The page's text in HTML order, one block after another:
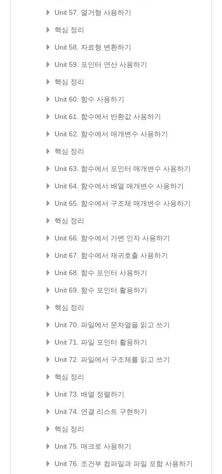
Unit 57. 열거형 사용하기
핵심 정리
Unit 58. 자료형 변환하기
Unit 59. 포인터 연산 사용하기
핵심 정리
Unit 60. 함수 사용하기
Unit 61. 함수에서 반환값 사용하기
Unit 62. 함수에서 매개변수 사용하기
핵심 정리
Unit 63. 함수에서 포인터 매개변수 사용하기
Unit 64. 함수에서 배열 매개변수 사용하기
Unit 65. 함수에서 구조체 매개변수 사용하기
핵심 정리
Unit 66. 함수에서 가변 인자 사용하기
Unit 67. 함수에서 재귀호출 사용하기
Unit 68. 함수 포인터 사용하기
Unit 69. 함수 포인터 활용하기
핵심 정리
Unit 70. 파일에서 문자열을 읽고 쓰기
Unit 71. 파일 포인터 활용하기
Unit 72. 파일에서 구조체를 읽고 쓰기
핵심 정리
Unit 73. 배열 정렬하기
Unit 74. 연결 리스트 구현하기
핵심 정리
Unit 75. 매크로 사용하기
Unit 76. 조건부 컴파일과 파일 포함 사용하기